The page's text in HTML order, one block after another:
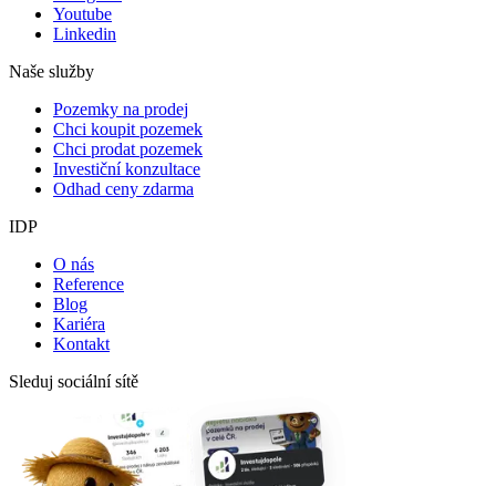
Youtube
Linkedin
Naše služby
Pozemky na prodej
Chci koupit pozemek
Chci prodat pozemek
Investiční konzultace
Odhad ceny zdarma
IDP
O nás
Reference
Blog
Kariéra
Kontakt
Sleduj sociální sítě